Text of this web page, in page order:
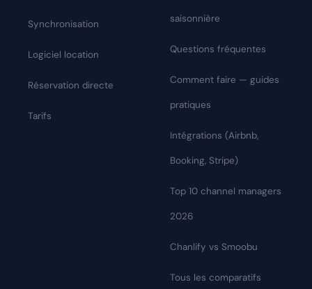
Synchronisation
Logiciel location
Réservation directe
Tarifs
saisonnière
Questions fréquentes
Comment faire — guides
pratiques
Intégrations (Airbnb,
Booking, Stripe)
Top 10 channel managers
2026
Chanlify vs Smoobu
Tous les comparatifs